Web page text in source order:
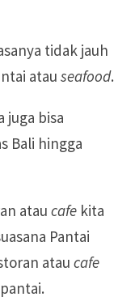
tidak jauh
atau seafood.
juga bisa
Bali hingga
atau cafe kita
Pantai
atau cafe